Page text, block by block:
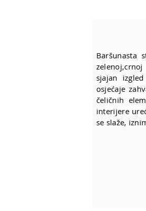
Baršunasta
sjajan
osjećaje
čeličnih
interijere
se slaže,